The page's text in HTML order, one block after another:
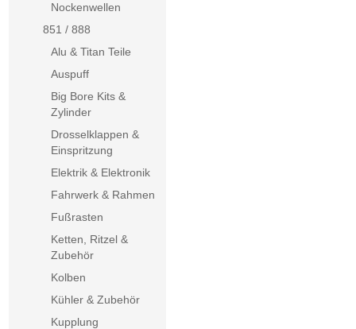
Nockenwellen
851 / 888
Alu & Titan Teile
Auspuff
Big Bore Kits &
Zylinder
Drosselklappen &
Einspritzung
Elektrik & Elektronik
Fahrwerk & Rahmen
Fußrasten
Ketten, Ritzel &
Zubehör
Kolben
Kühler & Zubehör
Kupplung